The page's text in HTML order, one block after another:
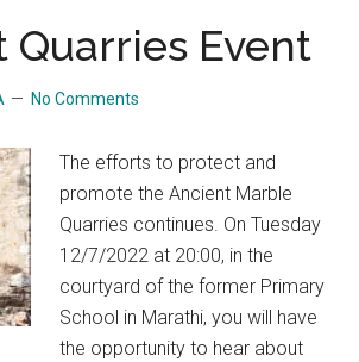
Quarries Event
No Comments
The efforts to protect and
promote the Ancient Marble
Quarries continues. On Tuesday
12/7/2022 at 20:00, in the
courtyard of the former Primary
School in Marathi, you will have
the opportunity to hear about